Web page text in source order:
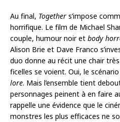
Au final, Together s’impose
horrifique. Le film de Michael
couple, humour noir et body
Alison Brie et Dave Franco
duo donne au récit une chair
ficelles se voient. Oui, le
lore. Mais l’ensemble tient
personnages peinent à en faire
rappelle une évidence que le
monstres les plus efficaces ne